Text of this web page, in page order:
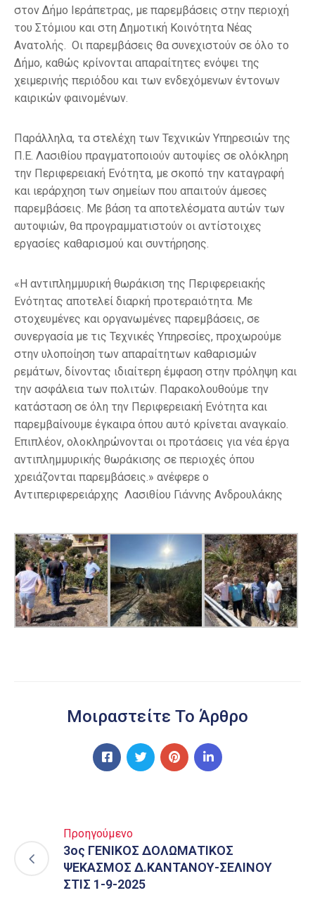
στον Δήμο Ιεράπετρας, με παρεμβάσεις στην περιοχή
του Στόμιου και στη Δημοτική Κοινότητα Νέας
Ανατολής. Οι παρεμβάσεις θα συνεχιστούν σε όλο το
Δήμο, καθώς κρίνονται απαραίτητες ενόψει της
χειμερινής περιόδου και των ενδεχόμενων έντονων
καιρικών φαινομένων.
Παράλληλα, τα στελέχη των Τεχνικών Υπηρεσιών της
Π.Ε. Λασιθίου πραγματοποιούν αυτοψίες σε ολόκληρη
την Περιφερειακή Ενότητα, με σκοπό την καταγραφή
και ιεράρχηση των σημείων που απαιτούν άμεσες
παρεμβάσεις. Με βάση τα αποτελέσματα αυτών των
αυτοψιών, θα προγραμματιστούν οι αντίστοιχες
εργασίες καθαρισμού και συντήρησης.
«Η αντιπλημμυρική θωράκιση της Περιφερειακής
Ενότητας αποτελεί διαρκή προτεραιότητα. Με
στοχευμένες και οργανωμένες παρεμβάσεις, σε
συνεργασία με τις Τεχνικές Υπηρεσίες, προχωρούμε
στην υλοποίηση των απαραίτητων καθαρισμών
ρεμάτων, δίνοντας ιδιαίτερη έμφαση στην πρόληψη και
την ασφάλεια των πολιτών. Παρακολουθούμε την
κατάσταση σε όλη την Περιφερειακή Ενότητα και
παρεμβαίνουμε έγκαιρα όπου αυτό κρίνεται αναγκαίο.
Επιπλέον, ολοκληρώνονται οι προτάσεις για νέα έργα
αντιπλημμυρικής θωράκισης σε περιοχές όπου
χρειάζονται παρεμβάσεις.» ανέφερε ο
Αντιπεριφερειάρχης Λασιθίου Γιάννης Ανδρουλάκης
Μοιραστείτε Το Άρθρο
Προηγούμενο
3ος ΓΕΝΙΚΟΣ ΔΟΛΩΜΑΤΙΚΟΣ
ΨΕΚΑΣΜΟΣ Δ.ΚΑΝΤΑΝΟΥ-ΣΕΛΙΝΟΥ
ΣΤΙΣ 1-9-2025